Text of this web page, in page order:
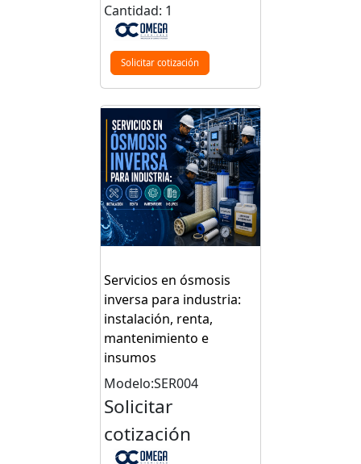
Cantidad: 1
Solicitar cotización
Servicios en ósmosis
inversa para industria:
instalación, renta,
mantenimiento e
insumos
Modelo:SER004
Solicitar
cotización